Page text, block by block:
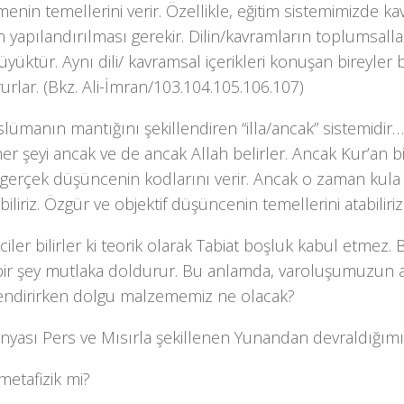
temellerini verir. Özellikle, eğitim sistemimizde
yapılandırılması gerekir. Dilin/kavramların
Aynı dili/ kavramsal içerikleri konuşan bireyler
(Bkz. Ali-İmran/103.104.105.106.107)
mantığını şekillendiren “illa/ancak”
şeyi ancak ve de ancak Allah belirler. Ancak Kur’an
düşüncenin kodlarını verir. Ancak o zaman
Özgür ve objektif düşüncenin temellerini
bilirler ki teorik olarak Tabiat boşluk kabul etmez.
şey mutlaka doldurur. Bu anlamda, varoluşumuzun
dolgu malzememiz ne olacak?
Pers ve Mısırla şekillenen Yunandan
mi?